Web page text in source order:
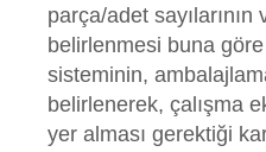
parça/adet sayılarının
belirlenmesi buna
sisteminin,
belirlenerek, çalışma
yer alması gerektiği